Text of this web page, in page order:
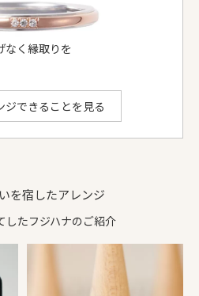
、K18ピンクゴールド、K18シャンパンゴールド
なく縁取りを
分にこだわって
ジできることを見る
を宿したアレンジ
したフジハナのご紹介